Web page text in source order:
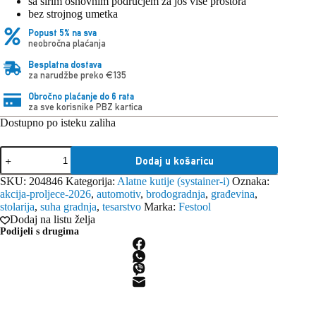
bez strojnog umetka
Popust 5% na sva
neobročna plaćanja
Besplatna dostava
za narudžbe preko €135
Obročno plaćanje do 6 rata
za sve korisnike PBZ kartica
Dostupno po isteku zaliha
Festool
Systainer
SYS3
L
137
količina
Dodaj u košaricu
SKU: 204846 Kategorija: Alatne kutije (systainer-i) Oznaka:
akcija-proljece-2026, automotiv, brodogradnja, građevina,
stolarija, suha gradnja, tesarstvo Marka: Festool
Dodaj na listu želja
Podijeli s drugima